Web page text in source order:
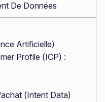
De Données
Artificielle)
Profile (ICP) :
(Intent Data)